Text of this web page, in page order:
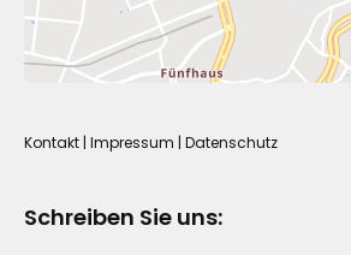
Kontakt | Impressum | Datenschutz
Schreiben Sie uns: